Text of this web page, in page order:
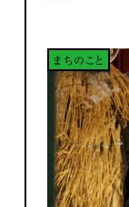
まちのこと